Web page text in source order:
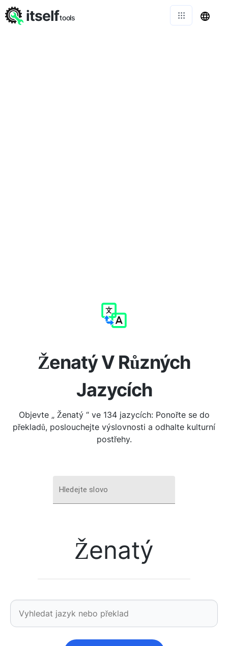
Ženatý V Různých
Jazycích
Objevte „ Ženatý “ ve 134 jazycích: Ponořte se do
překladů, poslouchejte výslovnosti a odhalte kulturní
postřehy.
Hledejte slovo
Ženatý
itselftools